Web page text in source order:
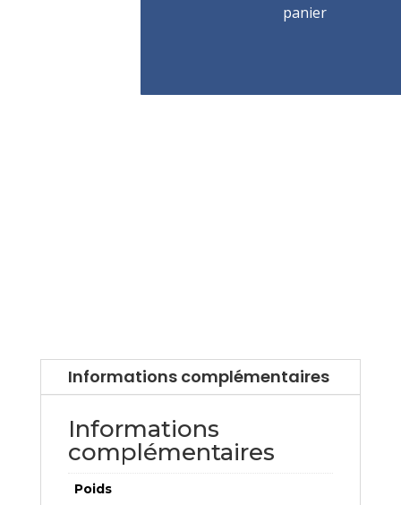
panier
Informations complémentaires
Informations
complémentaires
Poids